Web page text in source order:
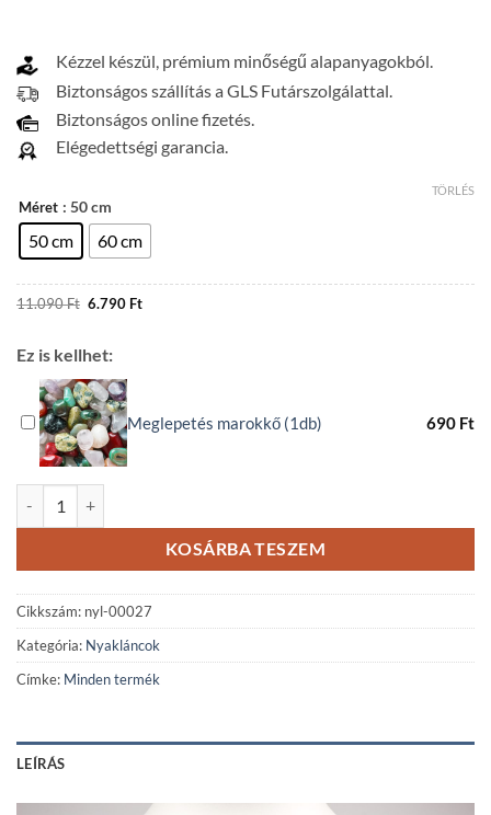
Kézzel készül, prémium minőségű alapanyagokból.
Biztonságos szállítás a GLS Futárszolgálattal.
Biztonságos online fizetés.
Elégedettségi garancia.
Méret : 50 cm
50 cm 60 cm
TÖRLÉS
11.090Ft Original
price
6.790 FtCurrent
price
Ez is kellhet:
Meglepetés marokkő (1db) 690 Ft
KOSÁRBA TESZEM
Cikkszám: nyl-00027
Kategória: Nyakláncok
Címke: Minden termék
LEÍRÁS